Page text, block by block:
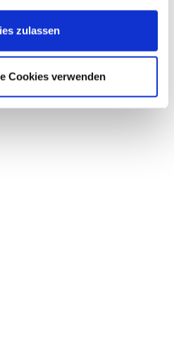
zulassen
Cookies verwenden